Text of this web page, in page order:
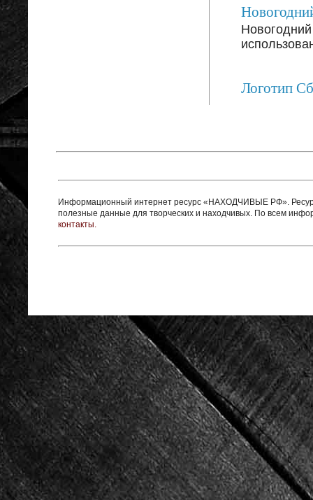
Логотип
Информационный интернет ресурс «НАХОДЧИВЫЕ РФ».
полезные данные для творческих и находчивых. По всем
контакты.